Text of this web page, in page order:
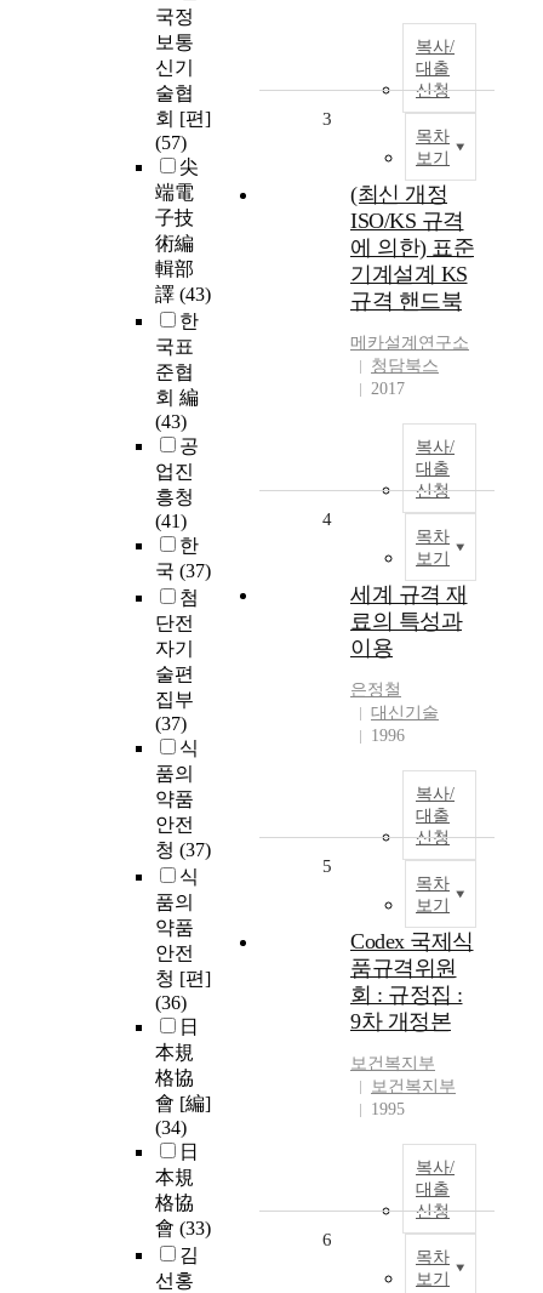
국정
보통
신기
술협
회 [편]
(57)
尖
端電
子技
術編
輯部
譯 (43)
한
국표
준협
회 編
(43)
공
업진
흥청
(41)
한
국 (37)
첨
단전
자기
술편
집부
(37)
식
품의
약품
안전
청 (37)
식
품의
약품
안전
청 [편]
(36)
日
本規
格協
會 [編]
(34)
日
本規
格協
會 (33)
김
선홍
복사/
대출
신청
목차
보기
3
(최신 개정
ISO/KS 규격
에 의한) 표준
기계설계 KS
규격 핸드북
메카설계연구소
청담북스
2017
복사/
대출
신청
목차
보기
4
세계 규격 재
료의 특성과
이용
은정철
대신기술
1996
복사/
대출
신청
목차
보기
5
Codex 국제식
품규격위원
회 : 규정집 :
9차 개정본
보건복지부
보건복지부
1995
복사/
대출
신청
목차
보기
6